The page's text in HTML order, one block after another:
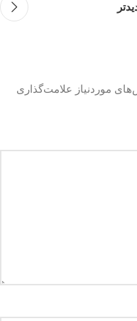
موردنیاز علامت‌گذاری